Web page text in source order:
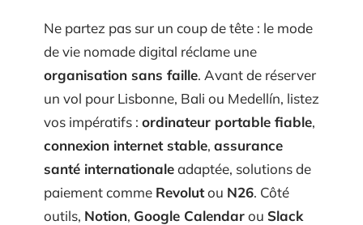
Ne partez pas sur un coup de tête : le mode
de vie nomade digital réclame une
organisation sans faille. Avant de réserver
un vol pour Lisbonne, Bali ou Medellín, listez
vos impératifs : ordinateur portable fiable,
connexion internet stable, assurance
santé internationaleadaptée, solutions de
paiement comme Revolutou N26. Côté
outils, Notion, Google Calendarou Slack